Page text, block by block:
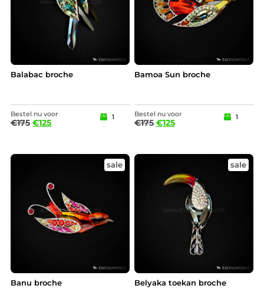
Balabac broche
Bestel nu voor
€175 €125
1
Bamoa Sun broche
Bestel nu voor
€175 €125
1
sale
Banu broche
sale
Belyaka toekan broche